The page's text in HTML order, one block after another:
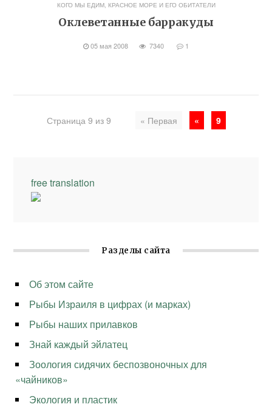
КОГО МЫ ЕДИМ, КРАСНОЕ МОРЕ И ЕГО ОБИТАТЕЛИ
Оклеветанные барракуды
05 мая 2008 7340 1
Страница 9 из 9 « Первая « 9
free translation
Разделы сайта
Об этом сайте
Рыбы Израиля в цифрах (и марках)
Рыбы наших прилавков
Знай каждый эйлатец
Зоология сидячих беспозвоночных для
«чайников»
Экология и пластик